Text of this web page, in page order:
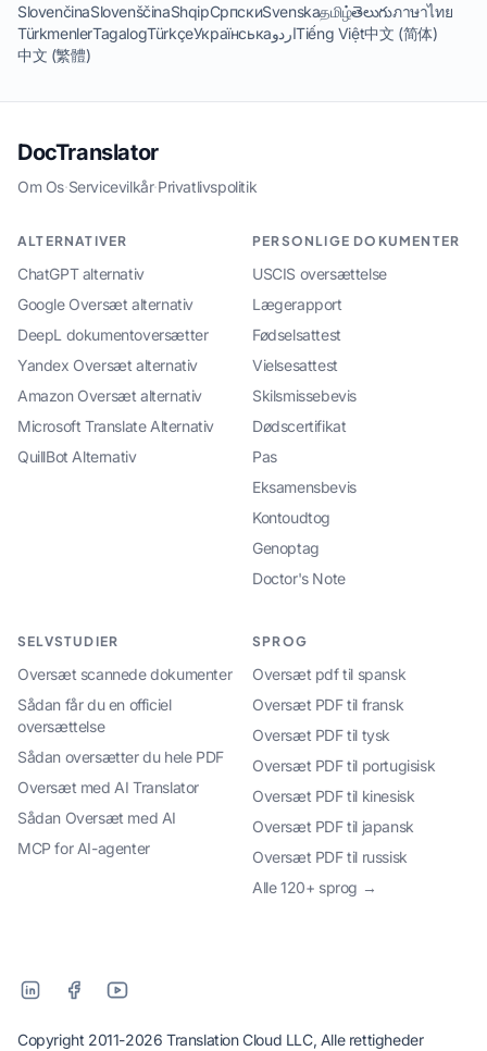
SlovenčinaSlovenščinaShqipСрпскиSvenskaதமிழ்తెలుగుภาษาไทย
TürkmenlerTagalogTürkçeУкраїнськаاردوTiếng Việt中文 (简体)
中文 (繁體)
DocTranslator
Om Os·Servicevilkår·Privatlivspolitik
ALTERNATIVER
ChatGPT alternativ
Google Oversæt alternativ
DeepL dokumentoversætter
Yandex Oversæt alternativ
Amazon Oversæt alternativ
Microsoft Translate Alternativ
QuillBot Alternativ
PERSONLIGE DOKUMENTER
USCIS oversættelse
Lægerapport
Fødselsattest
Vielsesattest
Skilsmissebevis
Dødscertifikat
Pas
Eksamensbevis
Kontoudtog
Genoptag
Doctor's Note
SELVSTUDIER
Oversæt scannede dokumenter
Sådan får du en officiel
oversættelse
Sådan oversætter du hele PDF
Oversæt med AI Translator
Sådan Oversæt med AI
MCP for AI-agenter
SPROG
Oversæt pdf til spansk
Oversæt PDF til fransk
Oversæt PDF til tysk
Oversæt PDF til portugisisk
Oversæt PDF til kinesisk
Oversæt PDF til japansk
Oversæt PDF til russisk
Alle 120+ sprog →
Copyright 2011-2026 Translation Cloud LLC, Alle rettigheder